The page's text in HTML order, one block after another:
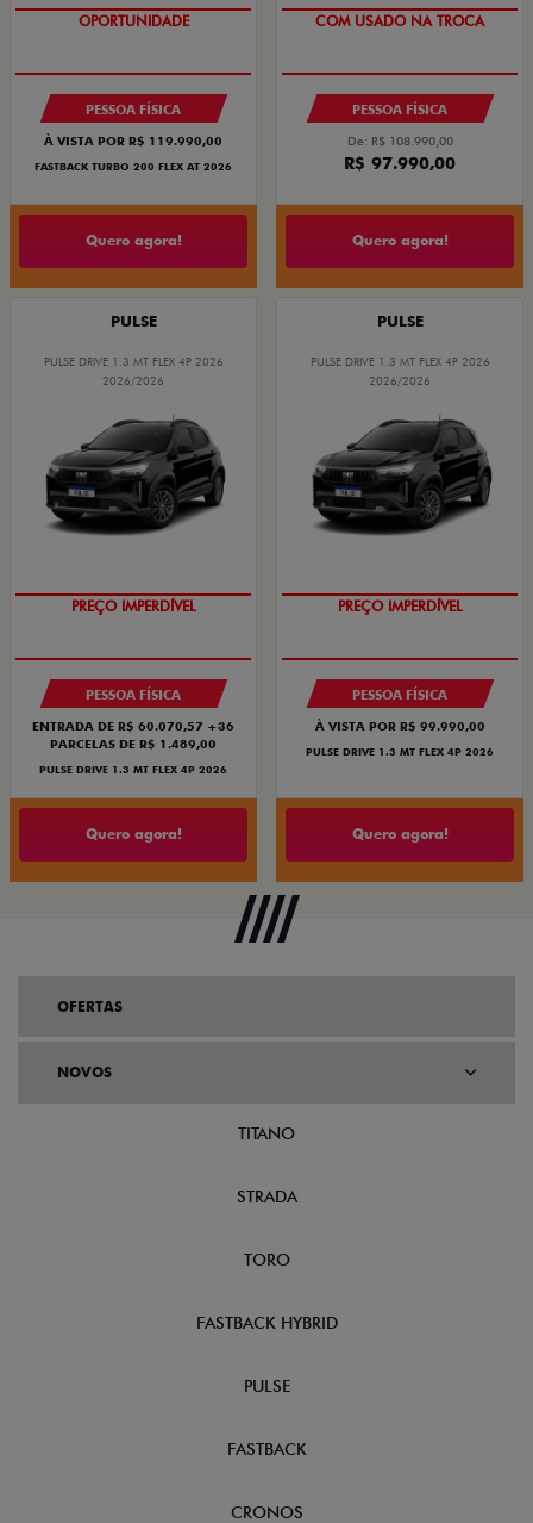
OPORTUNIDADE
PESSOA FÍSICA
À VISTA POR R$ 119.990,00
FASTBACK TURBO 200 FLEX AT 2026
Quero agora!
COM USADO NA TROCA
PESSOA FÍSICA
De: R$ 108.990,00
R$ 97.990,00
Quero agora!
PULSE
PULSE DRIVE 1.3 MT FLEX 4P 2026
2026/2026
PREÇO IMPERDÍVEL
PESSOA FÍSICA
ENTRADA DE R$ 60.070,57 +36
PARCELAS DE R$ 1.489,00
PULSE DRIVE 1.3 MT FLEX 4P 2026
Quero agora!
PULSE
PULSE DRIVE 1.3 MT FLEX 4P 2026
2026/2026
PREÇO IMPERDÍVEL
PESSOA FÍSICA
À VISTA POR R$ 99.990,00
PULSE DRIVE 1.3 MT FLEX 4P 2026
Quero agora!
OFERTAS
NOVOS
TITANO
STRADA
TORO
FASTBACK HYBRID
PULSE
FASTBACK
CRONOS